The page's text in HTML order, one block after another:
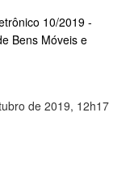
10/2019 -
Bens Móveis e
de 2019, 12h17